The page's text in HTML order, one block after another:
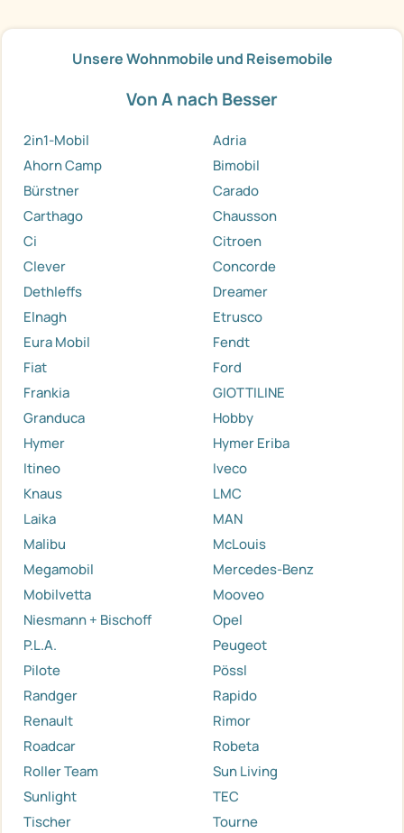
Unsere Wohnmobile und Reisemobile
Von A nach Besser
2in1-Mobil
Adria
Ahorn Camp
Bimobil
Bürstner
Carado
Carthago
Chausson
Ci
Citroen
Clever
Concorde
Dethleffs
Dreamer
Elnagh
Etrusco
Eura Mobil
Fendt
Fiat
Ford
Frankia
GIOTTILINE
Granduca
Hobby
Hymer
Hymer Eriba
Itineo
Iveco
Knaus
LMC
Laika
MAN
Malibu
McLouis
Megamobil
Mercedes-Benz
Mobilvetta
Mooveo
Niesmann + Bischoff
Opel
P.L.A.
Peugeot
Pilote
Pössl
Randger
Rapido
Renault
Rimor
Roadcar
Robeta
Roller Team
Sun Living
Sunlight
TEC
Tischer
Tourne